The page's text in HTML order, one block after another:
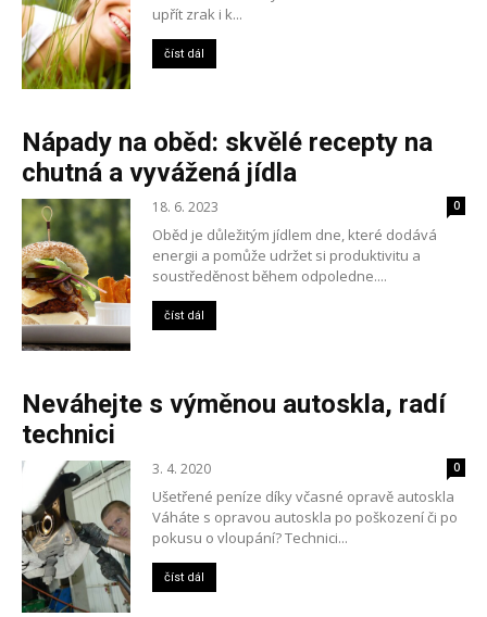
upřít zrak i k...
číst dál
Nápady na oběd: skvělé recepty na
chutná a vyvážená jídla
18. 6. 2023 0
Oběd je důležitým jídlem dne, které dodává
energii a pomůže udržet si produktivitu a
soustředěnost během odpoledne....
číst dál
Neváhejte s výměnou autoskla, radí
technici
3. 4. 2020 0
Ušetřené peníze díky včasné opravě autoskla
Váháte s opravou autoskla po poškození či po
pokusu o vloupání? Technici...
číst dál